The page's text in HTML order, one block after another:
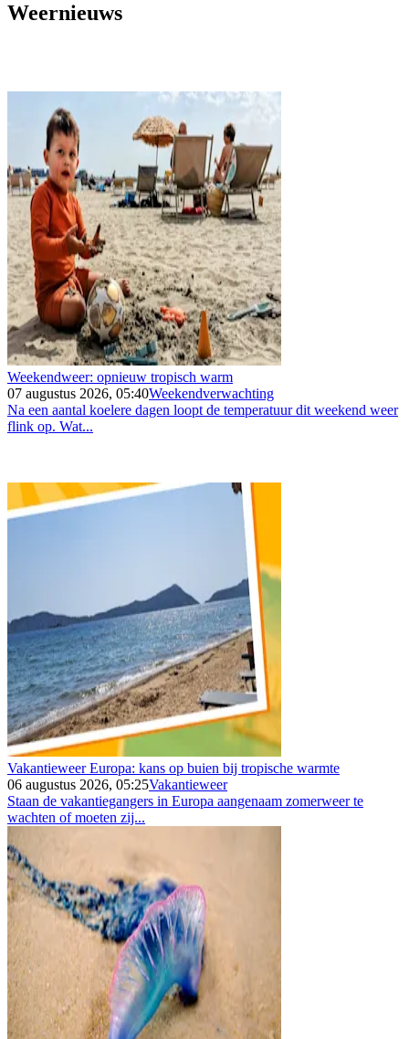
Weernieuws
Weekendweer: opnieuw tropisch warm
07 augustus 2026, 05:40Weekendverwachting
Na een aantal koelere dagen loopt de temperatuur dit weekend weer
flink op. Wat...
Vakantieweer Europa: kans op buien bij tropische warmte
06 augustus 2026, 05:25Vakantieweer
Staan de vakantiegangers in Europa aangenaam zomerweer te
wachten of moeten zij...